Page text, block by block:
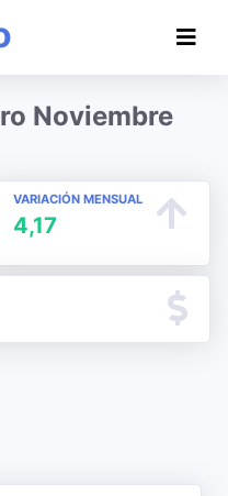
Noviembre
VARIACIÓN MENSUAL
4,17